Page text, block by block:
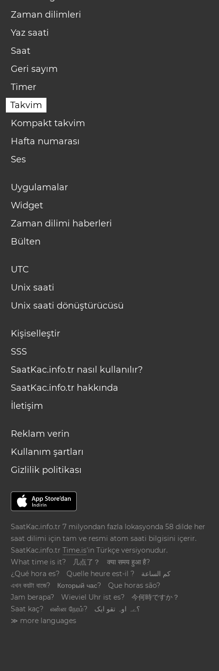
Zaman dilimleri
Yaz saati
Saat
Geri sayım
Timer
Takvim
Kompakt takvim
Hafta numarası
Ses
Uygulamalar
Widget
Zaman dilimi haberleri
Bülten
UTC
Unix saati
Unix saati dönüştürücüsü
Kişiselleştir
SSS
SaatKac.info.tr nasıl kullanılır?
SaatKac.info.tr hakkında
İletişim
Reklam verin
Kullanım şartları
Gizlilik politikası
SaatKac.info.tr 7 milyondan fazla lokasyonda 58 dilde her
saat dilimi için tam ve resmi atom saati bilgisini içerir.
SaatKac.info.trTime.is'in Türkçe versiyonudur.
What time is it?
几点了？
क्या समय हुआ है?
¿Qué hora es?
Quelle heure est-il ?
كم الساعة
এখন কয়টা বাজে?
Который час?
Que horas são?
Jam berapa?
Wieviel Uhr ist es?
今何時ですか？
Saat kaç?
என்ன நேரம்?
؟ےہ اوہ تقو ایک
≫ more languages